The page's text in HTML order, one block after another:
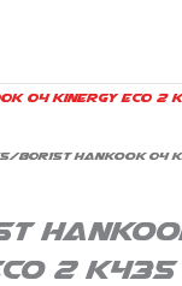
80R15T Hankook 04
2 K435
El
es:
$